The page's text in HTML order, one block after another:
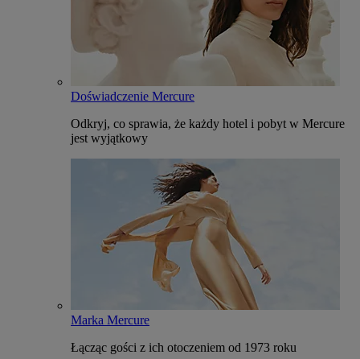
Doświadczenie Mercure
Odkryj, co sprawia, że każdy hotel i pobyt w Mercure
jest wyjątkowy
Marka Mercure
Łącząc gości z ich otoczeniem od 1973 roku